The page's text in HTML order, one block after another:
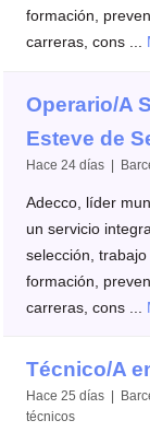
formación,
carreras, cons ...
Operario/A
Esteve de
Hace 24 días |
Adecco, líder
un servicio
selección,
formación,
carreras, cons ...
Técnico/A
Hace 25 días |
técnicos